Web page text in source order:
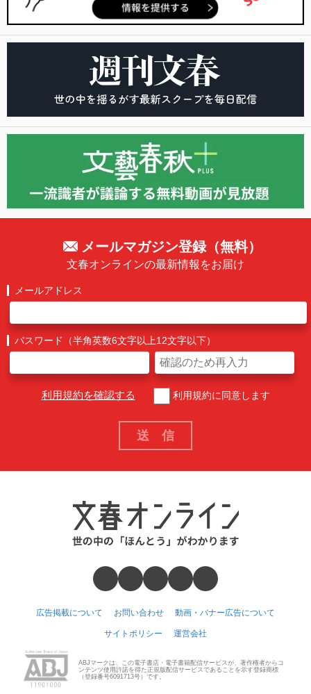
メールマガジン登録（無料）
文春オンラインの最新情報をお届け
メールアドレス
パスワード（半角英数6文字以上12文字以下）
利用規約を確認する 利用規約に同意します
広告掲載について お問い合わせ 動画・バナー広告について
サイトポリシー 運営会社
ABJマークは、この電子書店・電子書籍配信サービスが、著作権者からコ
ンテンツ使用許諾を得た正規版配信サービスであることを示す登録商標
（登録番号6091713号）です。